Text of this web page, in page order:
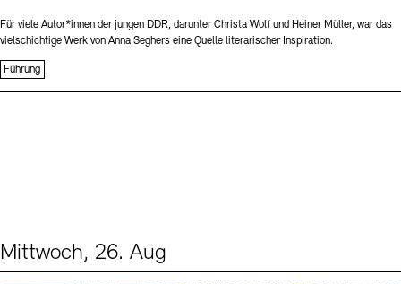
Für viele Autor*innen der jungen DDR, darunter Christa Wolf und Heiner Müller, war das
vielschichtige Werk von Anna Seghers eine Quelle literarischer Inspiration.
Führung
Mittwoch, 26. Aug